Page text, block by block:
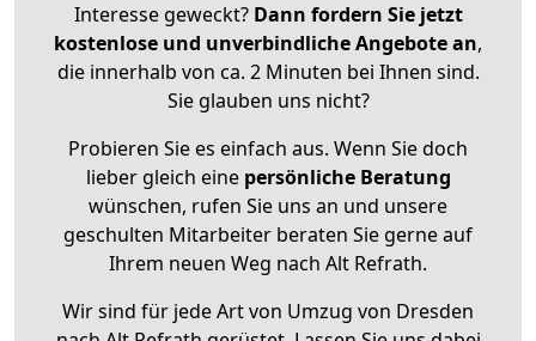
Interesse geweckt? Dann fordern Sie jetzt
kostenlose und unverbindliche Angebote an,
die innerhalb von ca. 2 Minuten bei Ihnen sind.
Sie glauben uns nicht?
Probieren Sie es einfach aus. Wenn Sie doch
lieber gleich eine persönliche Beratung
wünschen, rufen Sie uns an und unsere
geschulten Mitarbeiter beraten Sie gerne auf
Ihrem neuen Weg nach Alt Refrath.
Wir sind für jede Art von Umzug von Dresden